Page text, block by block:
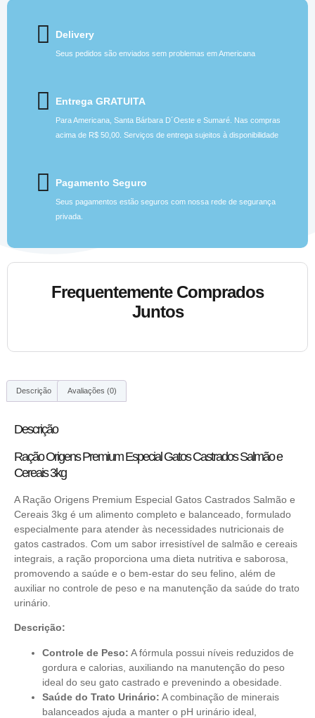
Delivery
Seus pedidos são enviados sem problemas em Americana
Entrega GRATUITA
Para Americana, Santa Bárbara D´Oeste e Sumaré. Nas compras
acima de R$ 50,00. Serviços de entrega sujeitos à disponibilidade
Pagamento Seguro
Seus pagamentos estão seguros com nossa rede de segurança
privada.
Frequentemente Comprados
Juntos
Descrição Avaliações (0)
Descrição
Ração Origens Premium Especial Gatos Castrados Salmão e
Cereais 3kg
A Ração Origens Premium Especial Gatos Castrados Salmão e
Cereais 3kg é um alimento completo e balanceado, formulado
especialmente para atender às necessidades nutricionais de
gatos castrados. Com um sabor irresistível de salmão e cereais
integrais, a ração proporciona uma dieta nutritiva e saborosa,
promovendo a saúde e o bem-estar do seu felino, além de
auxiliar no controle de peso e na manutenção da saúde do trato
urinário.
Descrição:
Controle de Peso: A fórmula possui níveis reduzidos de
gordura e calorias, auxiliando na manutenção do peso
ideal do seu gato castrado e prevenindo a obesidade.
Saúde do Trato Urinário: A combinação de minerais
balanceados ajuda a manter o pH urinário ideal,